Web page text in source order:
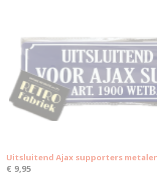
Uitsluitend Ajax supporters
€ 9,95